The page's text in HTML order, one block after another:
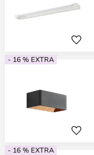
- 16 % EXTRA
- 16 % EXTRA